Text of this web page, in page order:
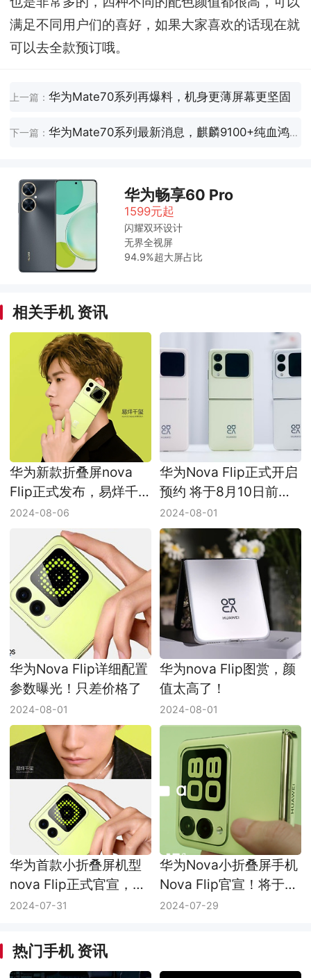
满足不同用户们的喜好，如果大家喜欢的话现在就
可以去全款预订哦。
上一篇：华为Mate70系列再爆料，机身更薄屏幕更坚固
下一篇：华为Mate70系列最新消息，麒麟9100+纯血鸿蒙！
华为畅享60 Pro
1599元起
闪耀双环设计
无界全视屏
94.9%超大屏占比
相关手机 资讯
华为新款折叠屏nova
Flip正式发布，易烊千
玺代言，最低只需5288
2024-08-06
华为Nova Flip正式开启
预约 将于8月10日前发
货
2024-08-01
华为Nova Flip详细配置
参数曝光！只差价格了
2024-08-01
华为nova Flip图赏，颜
值太高了！
2024-08-01
华为首款小折叠屏机型
nova Flip正式官宣，
8.5日见！
2024-07-31
华为Nova小折叠屏手机
Nova Flip官宣！将于8
月10日正式发布
2024-07-29
热门手机 资讯